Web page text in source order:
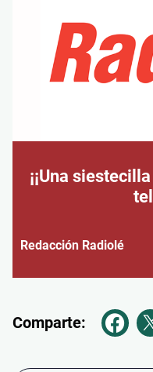
¡¡Una
Redacción Radiolé
Comparte: